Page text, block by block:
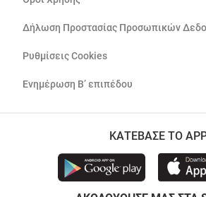
Δήλωση Προστασίας Προσωπικών
Ρυθμίσεις Cookies
Ενημέρωση Β’ επιπέδου
ΚΑΤΕΒΑΣΕ ΤΟ